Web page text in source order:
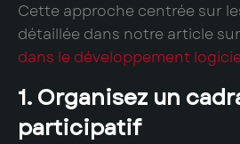
Cette approche centrée sur
détaillée dans notre article sur
dans le développement
1. Organisez un
participatif